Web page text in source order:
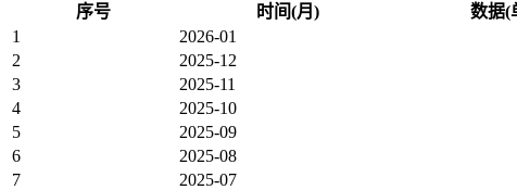
序号
时间(月)
数据(
1
2026-01
2
2025-12
3
2025-11
4
2025-10
5
2025-09
6
2025-08
7
2025-07